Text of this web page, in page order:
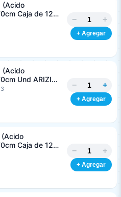
(Acido
Caja de 12
1/2 Circulo
− +
+ Agregar
(Acido
Und ARIZI
Punta Conica
− +
+ Agregar
(Acido
Caja de 12
1/2 Circulo
− +
+ Agregar